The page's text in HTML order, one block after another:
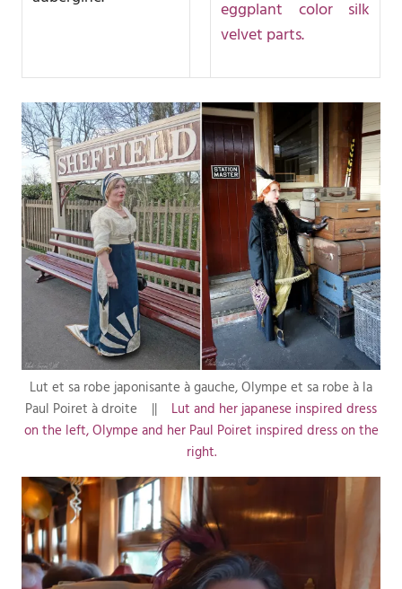
eggplant color silk
velvet parts.
Lut et sa robe japonisante à gauche, Olympe et sa robe à la
Paul Poiret à droite || Lut and her japanese inspired dress
on the left, Olympe and her Paul Poiret inspired dress on the
right.